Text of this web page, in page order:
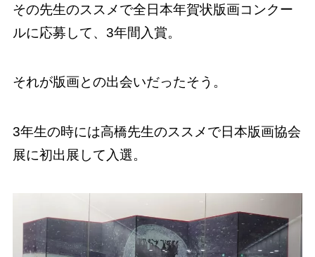
その先生のススメで全日本年賀状版画コンクー
ルに応募して、3年間入賞。
それが版画との出会いだったそう。
3年生の時には高橋先生のススメで日本版画協会
展に初出展して入選。